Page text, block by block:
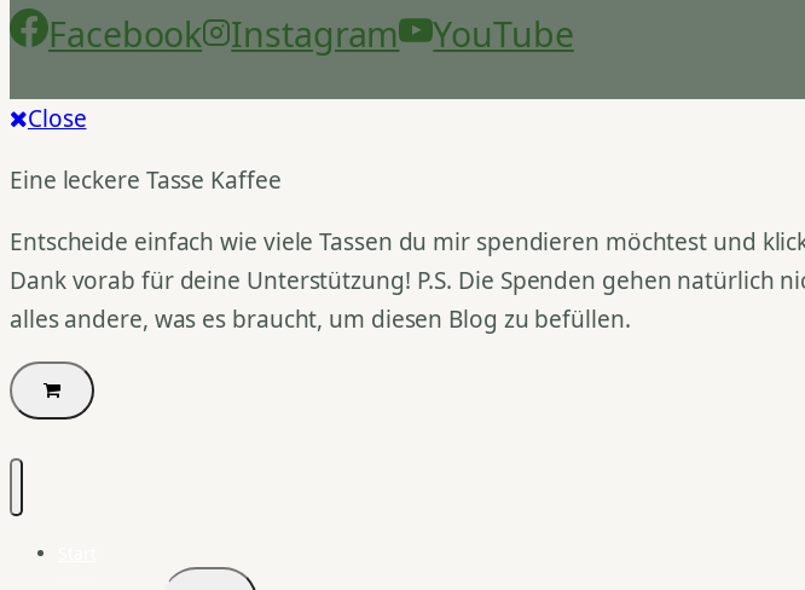
Facebook Instagram YouTube
Close
Eine leckere Tasse Kaffee
Entscheide einfach wie viele Tassen du mir spendieren möchtest und
Dank vorab für deine Unterstützung! P.S. Die Spenden gehen natürlich
alles andere, was es braucht, um diesen Blog zu befüllen.